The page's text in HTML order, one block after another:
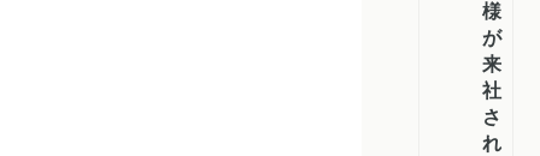
様
が
来
社
さ
れ